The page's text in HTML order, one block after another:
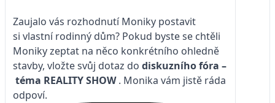
Zaujalo vás rozhodnutí Moniky postavit
si vlastní rodinný dům? Pokud byste se chtěli
Moniky zeptat na něco konkrétního ohledně
stavby, vložte svůj dotaz do diskuzního fóra –
téma REALITY SHOW. Monika vám jistě ráda
odpoví.